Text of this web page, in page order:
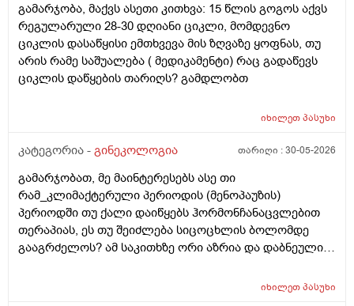
მალევე ვირუსი შემხვდა,სიცხე,გულისრევის
შეგრძნებაც მქონდა. მალევე გავიკეთე
ტესტი,უარყოფითი იყო. ეგ უცნაური შეგრძნება
რამოდენიმე დღე მქონდა. ახლა მენტრუაციას
ველოდები,მაგრამ არ მომივიდა,შუალედი 28-32 დღე
მოქმედებსო,2 კვირის წინ სხვა ქალაქში გავემგვაზრე
გავიკეთე ისევ უარყოფითია. შემდეგი 1 კვირის
განმავლობაში ვერ ვახერხებ მისვლას ექიმთან. არის
რაიმე შანსი ფეხმძიმობის? აზრი აქვს განმეორებით
ტესტს? მენტრუაცია რეგულარული მქონდა ხოლმე28-
30 დღე შუალედი.
გამარჯობა, მაქვს ასეთი კითხვა: 15 წლის გოგოს აქვს
რეგულარული 28-30 დღიანი ციკლი, მომდევნო
ციკლის დასაწყისი ემთხვევა მის ზღვაზე ყოფნას, თუ
არის რამე საშუალება ( მედიკამენტი) რაც გადაწევს
ციკლის დაწყების თარიღს? გამდლობთ
იხილეთპასუხი
კატეგორია - გინეკოლოგია თარიღი :30-05-2026
გამარჯობათ, მე მაინტერესებს ასე თი
რამ_კლიმაქტერული პერიოდის (მენოპაუზის)
პერიოდში თუ ქალი დაიწყებს ჰორმონჩანაცვლებით
თერაპიას, ეს თუ შეიძლება სიცოცხლის ბოლომდე
გააგრძელოს? ამ საკითხზე ორი აზრია და დაბნეული
ჰორმონჩანაცვლებითი თერაპია (სიცოცხლის
იხილეთპასუხი